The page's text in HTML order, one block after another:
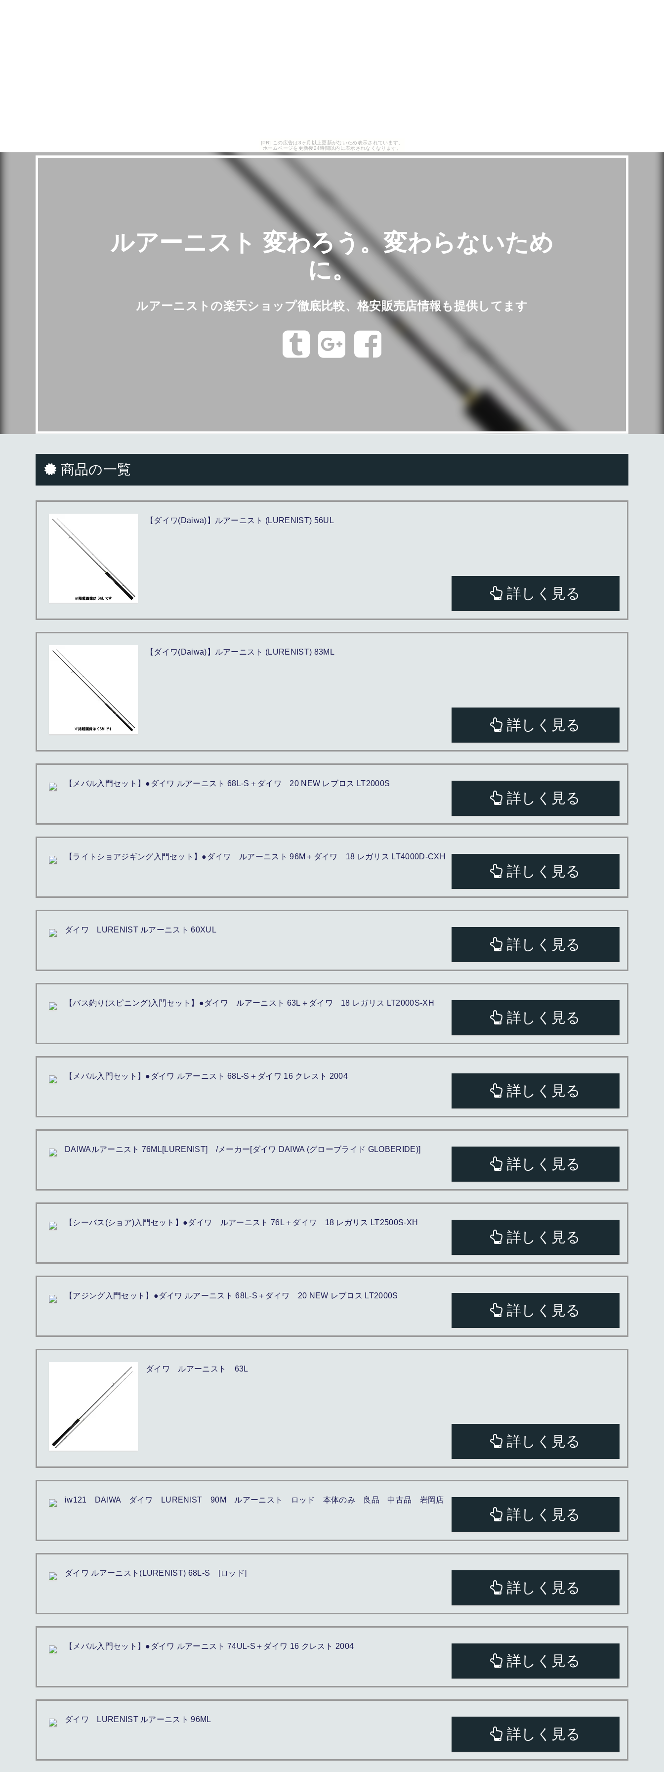
[PR] この広告は3ヶ月以上更新がないため表示されています。
ホームページを更新後24時間以内に表示されなくなります。
ルアーニスト 変わろう。変わらないため
に。
ルアーニストの楽天ショップ徹底比較、格安販売店情報も提供してます
商品の一覧
【ダイワ(Daiwa)】ルアーニスト (LURENIST) 56UL
詳しく見る
【ダイワ(Daiwa)】ルアーニスト (LURENIST) 83ML
詳しく見る
【メバル入門セット】●ダイワ ルアーニスト 68L-S＋ダイワ 20 NEW レブロス LT2000S
詳しく見る
【ライトショアジギング入門セット】●ダイワ ルアーニスト 96M＋ダイワ 18 レガリス LT4000D-CXH
詳しく見る
ダイワ LURENIST ルアーニスト 60XUL
詳しく見る
【バス釣り(スピニング)入門セット】●ダイワ ルアーニスト 63L＋ダイワ 18 レガリス LT2000S-XH
詳しく見る
【メバル入門セット】●ダイワ ルアーニスト 68L-S＋ダイワ 16 クレスト 2004
詳しく見る
DAIWAルアーニスト 76ML[LURENIST] /メーカー[ダイワ DAIWA (グローブライド GLOBERIDE)]
詳しく見る
【シーバス(ショア)入門セット】●ダイワ ルアーニスト 76L＋ダイワ 18 レガリス LT2500S-XH
詳しく見る
【アジング入門セット】●ダイワ ルアーニスト 68L-S＋ダイワ 20 NEW レブロス LT2000S
詳しく見る
ダイワ ルアーニスト 63L
詳しく見る
iw121 DAIWA ダイワ LURENIST 90M ルアーニスト ロッド 本体のみ 良品 中古品 岩岡店
詳しく見る
ダイワ ルアーニスト(LURENIST) 68L-S [ロッド]
詳しく見る
【メバル入門セット】●ダイワ ルアーニスト 74UL-S＋ダイワ 16 クレスト 2004
詳しく見る
ダイワ LURENIST ルアーニスト 96ML
詳しく見る